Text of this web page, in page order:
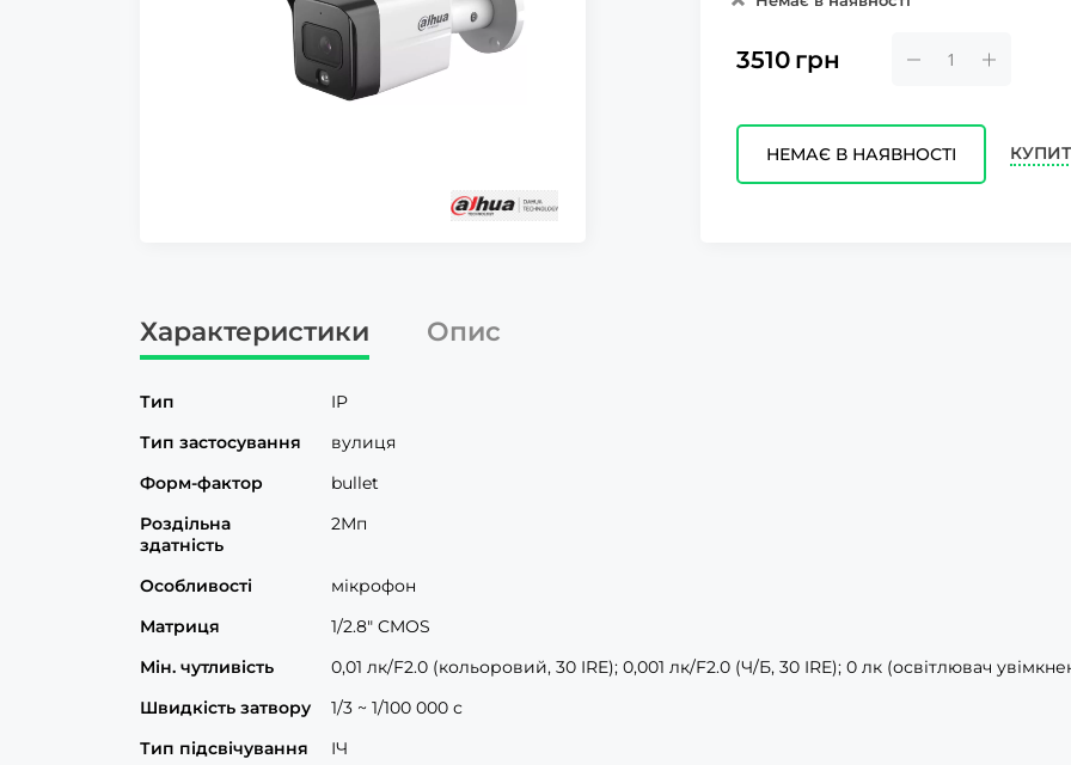
3510 грн
НЕМАЄ В НАЯВНОСТІ
Характеристики Опис
Тип
IP
Тип застосування
вулиця
Форм-фактор
bullet
Роздільна
здатність
2Мп
Особливості
мікрофон
Матриця
1/2.8" CMOS
Мін. чутливість
0,01 лк/F2.0 (кольоровий, 30 IRE); 0,001 лк/F2.0 (Ч/Б, 30 IRE); 0 лк (освітлювач
Швидкість затвору
1/3 ~ 1/100 000 с
Тип підсвічування
ІЧ